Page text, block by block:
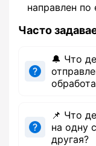
направлен по
Часто
🔔 Что
📌 Что
на одну
другая?